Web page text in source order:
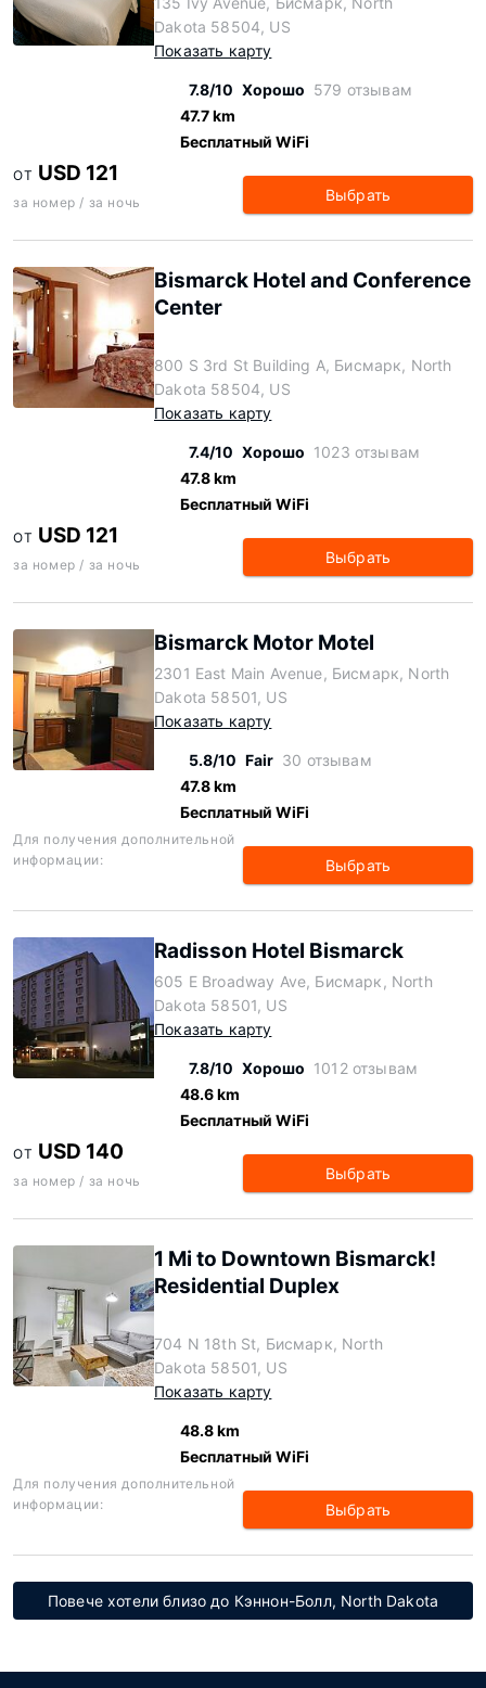
Dakota 58504, US
Показать карту
7.8/10 Хорошо 579 отзывам
47.7 km
Бесплатный WiFi
ОТ USD 121
за номер / за ночь Выбрать
Bismarck Hotel and Conference
Center
800 S 3rd St Building A, Бисмарк, North
Dakota 58504, US
Показать карту
7.4/10 Хорошо 1023 отзывам
47.8 km
Бесплатный WiFi
ОТ USD 121
за номер / за ночь Выбрать
Bismarck Motor Motel
2301 East Main Avenue, Бисмарк, North
Dakota 58501, US
Показать карту
5.8/10 Fair 30 отзывам
47.8 km
Бесплатный WiFi
Для получения дополнительной
информации:
Выбрать
Radisson Hotel Bismarck
605 E Broadway Ave, Бисмарк, North
Dakota 58501, US
Показать карту
7.8/10 Хорошо 1012 отзывам
48.6 km
Бесплатный WiFi
ОТ USD 140
за номер / за ночь Выбрать
1 Mi to Downtown Bismarck!
Residential Duplex
704 N 18th St, Бисмарк, North
Dakota 58501, US
Показать карту
48.8 km
Бесплатный WiFi
Для получения дополнительной
информации:
Выбрать
Повече хотели близо до Кэннон-Болл, North Dakota